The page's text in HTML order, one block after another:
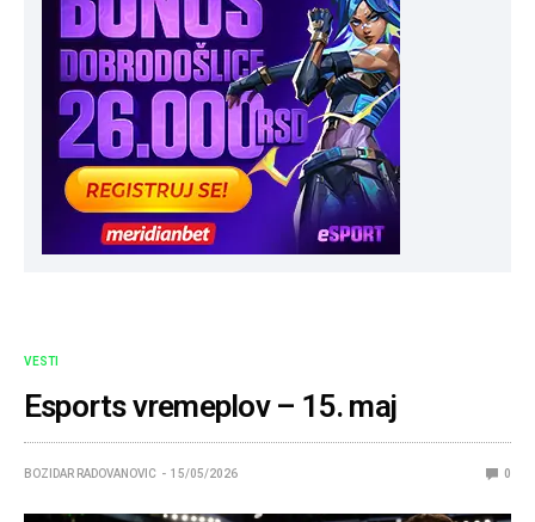
VESTI
Esports vremeplov – 15. maj
BOZIDAR RADOVANOVIC 15/05/2026 0